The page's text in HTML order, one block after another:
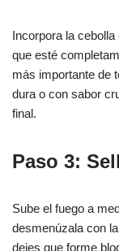
Incorpora la
que esté
más importante de
dura o con sabor
final.
Paso 3:
Sube el fuego a
desmenúzala con
dejes que forme